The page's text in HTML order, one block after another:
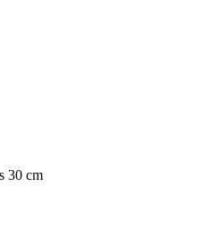
30 cm